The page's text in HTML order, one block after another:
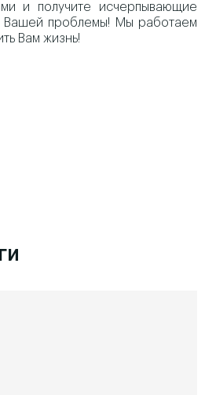
и получите исчерпывающие
проблемы! Мы работаем
Вам жизнь!